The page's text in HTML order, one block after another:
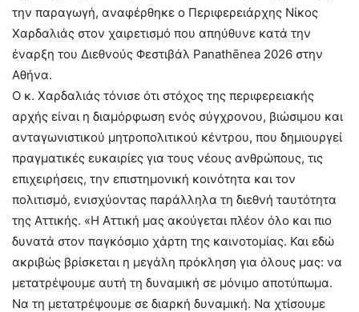
την παραγωγή, αναφέρθηκε ο Περιφερειάρχης Νίκος
Χαρδαλιάς στον χαιρετισμό που απηύθυνε κατά την
έναρξη του Διεθνούς Φεστιβάλ Panathēnea 2026 στην
Αθήνα.
Ο κ. Χαρδαλιάς τόνισε ότι στόχος της περιφερειακής
αρχής είναι η διαμόρφωση ενός σύγχρονου, βιώσιμου και
ανταγωνιστικού μητροπολιτικού κέντρου, που δημιουργεί
πραγματικές ευκαιρίες για τους νέους ανθρώπους, τις
επιχειρήσεις, την επιστημονική κοινότητα και τον
πολιτισμό, ενισχύοντας παράλληλα τη διεθνή ταυτότητα
της Αττικής. «Η Αττική μας ακούγεται πλέον όλο και πιο
δυνατά στον παγκόσμιο χάρτη της καινοτομίας. Και εδώ
ακριβώς βρίσκεται η μεγάλη πρόκληση για όλους μας: να
μετατρέψουμε αυτή τη δυναμική σε μόνιμο αποτύπωμα.
Να τη μετατρέψουμε σε διαρκή δυναμική. Να χτίσουμε